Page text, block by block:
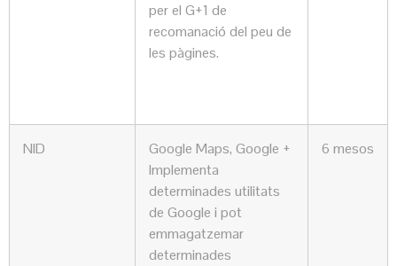
per el G+1 de
recomanació del peu de
les pàgines.
NID
Google Maps, Google +
Implementa
determinades utilitats
de Google i pot
emmagatzemar
determinades
6 mesos